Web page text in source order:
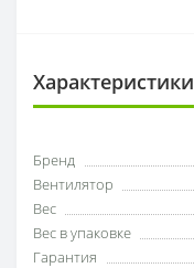
Характеристики
Бренд
Вентилятор
Вес
Вес в упаковке
Гарантия